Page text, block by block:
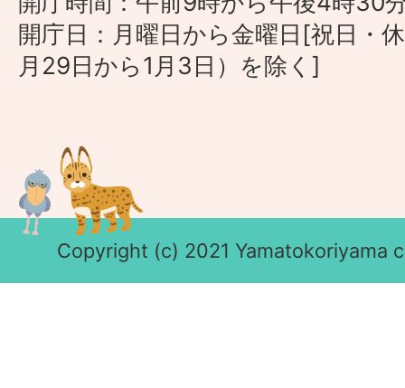
開庁日：月曜日から金曜日[祝日・
月29日から1月3日）を除く]
Copyright (c) 2021 Yamatokoriyama